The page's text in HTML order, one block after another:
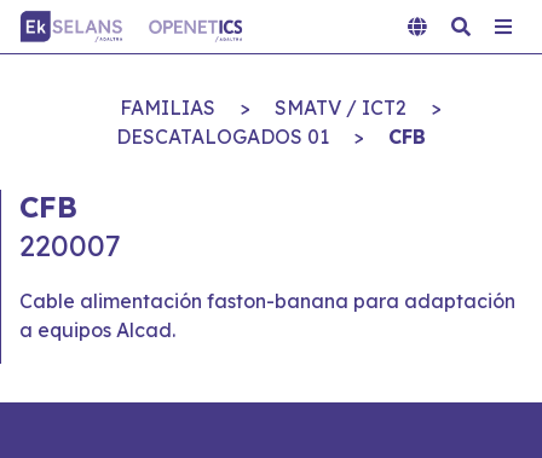
FAMILIAS > SMATV / ICT2
>
DESCATALOGADOS 01
> CFB
CFB
220007
Cable alimentación faston-banana para adaptación
a equipos Alcad.